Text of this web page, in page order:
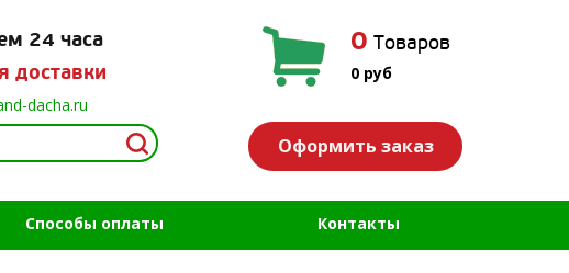
24 часа
доставки
dacha.ru
0 Товаров
0 руб
Оформить заказ
Способы оплаты Контакты